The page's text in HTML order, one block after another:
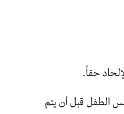
حقاً.
الطفل قبل أن يتم